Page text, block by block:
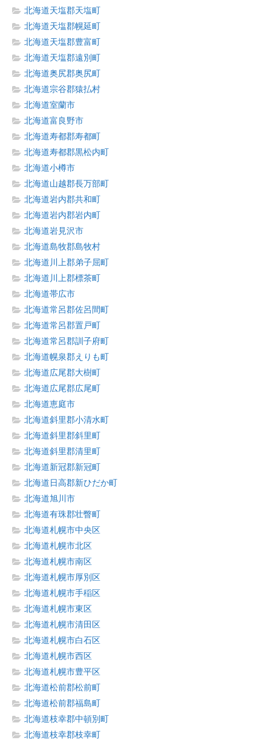
北海道天塩郡天塩町
北海道天塩郡幌延町
北海道天塩郡豊富町
北海道天塩郡遠別町
北海道奥尻郡奥尻町
北海道宗谷郡猿払村
北海道室蘭市
北海道富良野市
北海道寿都郡寿都町
北海道寿都郡黒松内町
北海道小樽市
北海道山越郡長万部町
北海道岩内郡共和町
北海道岩内郡岩内町
北海道岩見沢市
北海道島牧郡島牧村
北海道川上郡弟子屈町
北海道川上郡標茶町
北海道帯広市
北海道常呂郡佐呂間町
北海道常呂郡置戸町
北海道常呂郡訓子府町
北海道幌泉郡えりも町
北海道広尾郡大樹町
北海道広尾郡広尾町
北海道恵庭市
北海道斜里郡小清水町
北海道斜里郡斜里町
北海道斜里郡清里町
北海道新冠郡新冠町
北海道日高郡新ひだか町
北海道旭川市
北海道有珠郡壮瞥町
北海道札幌市中央区
北海道札幌市北区
北海道札幌市南区
北海道札幌市厚別区
北海道札幌市手稲区
北海道札幌市東区
北海道札幌市清田区
北海道札幌市白石区
北海道札幌市西区
北海道札幌市豊平区
北海道松前郡松前町
北海道松前郡福島町
北海道枝幸郡中頓別町
北海道枝幸郡枝幸町